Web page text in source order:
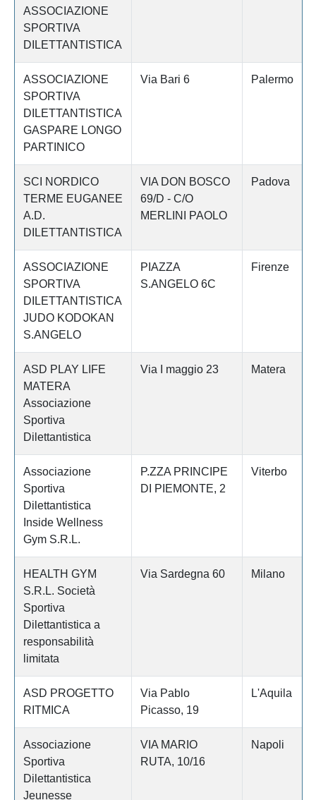
ASSOCIAZIONE
SPORTIVA
DILETTANTISTICA
ASSOCIAZIONE
SPORTIVA
DILETTANTISTICA
GASPARE LONGO
PARTINICO
Via Bari 6 Palermo
SCI NORDICO
TERME EUGANEE
A.D.
DILETTANTISTICA
VIA DON BOSCO
69/D - C/O
MERLINI PAOLO
Padova
ASSOCIAZIONE
SPORTIVA
DILETTANTISTICA
JUDO KODOKAN
S.ANGELO
PIAZZA
S.ANGELO 6C
Firenze
ASD PLAY LIFE
MATERA
Associazione
Sportiva
Dilettantistica
Via I maggio 23 Matera
Associazione
Sportiva
Dilettantistica
Inside Wellness
Gym S.R.L.
P.ZZA PRINCIPE
DI PIEMONTE, 2
Viterbo
HEALTH GYM
S.R.L. Società
Sportiva
Dilettantistica a
responsabilità
limitata
Via Sardegna 60 Milano
ASD PROGETTO
RITMICA
Via Pablo
Picasso, 19
L'Aquila
Associazione
Sportiva
Dilettantistica
Jeunesse
VIA MARIO
RUTA, 10/16
Napoli